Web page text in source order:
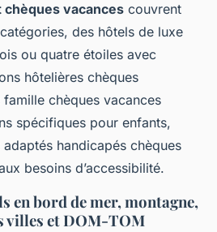
vacances couvrent
des hôtels de luxe
ou quatre étoiles avec
hôtelières chèques
chèques vacances
spécifiques pour enfants,
handicapés chèques
besoins d’accessibilité.
en bord de mer, montagne,
villes et DOM-TOM